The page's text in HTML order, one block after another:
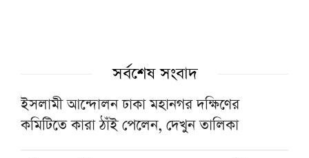
সর্বশেষ সংবাদ
ইসলামী আন্দোলন ঢাকা মহানগর দক্ষিণের
কমিটিতে কারা ঠাঁই পেলেন, দেখুন তালিকা